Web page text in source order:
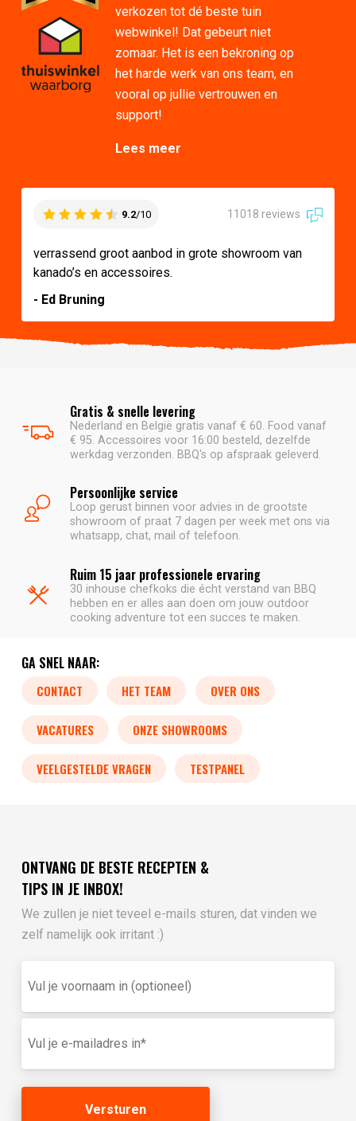
verkozen tot dé beste tuin
webwinkel! Dat gebeurt niet
zomaar. Het is een bekroning op
het harde werk van ons team, en
vooral op jullie vertrouwen en
support!
Lees meer
9.2/10 11018 reviews
verrassend groot aanbod in grote showroom van
kanado’s en accessoires.
- Ed Bruning
Gratis & snelle levering
Nederland en België gratis vanaf € 60. Food vanaf
€ 95. Accessoires voor 16:00 besteld, dezelfde
werkdag verzonden. BBQ's op afspraak geleverd.
Persoonlijke service
Loop gerust binnen voor advies in de grootste
showroom of praat 7 dagen per week met ons via
whatsapp, chat, mail of telefoon.
Ruim 15 jaar professionele ervaring
30 inhouse chefkoks die écht verstand van BBQ
hebben en er alles aan doen om jouw outdoor
cooking adventure tot een succes te maken.
GA SNEL NAAR:
CONTACT HET TEAM OVER ONS
VACATURES ONZE SHOWROOMS
VEELGESTELDE VRAGEN TESTPANEL
ONTVANG DE BESTE RECEPTEN &
TIPS IN JE INBOX!
We zullen je niet teveel e-mails sturen, dat vinden we
zelf namelijk ook irritant :)
je
in
(optioneel)
mailadres